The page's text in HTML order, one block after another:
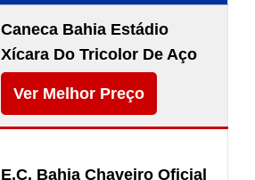
Caneca Bahia Estádio
Xícara Do Tricolor De Aço
Ver Melhor Preço
E.C. Bahia Chaveiro Oficial